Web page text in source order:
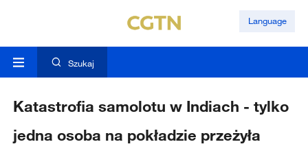
Language
Szukaj
Katastrofia samolotu w Indiach - tylko
jedna osoba na pokładzie przeżyła